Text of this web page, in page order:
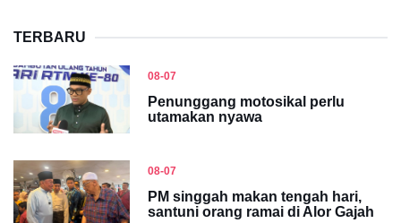
TERBARU
08-07
Penunggang motosikal perlu
utamakan nyawa
08-07
PM singgah makan tengah hari,
santuni orang ramai di Alor Gajah